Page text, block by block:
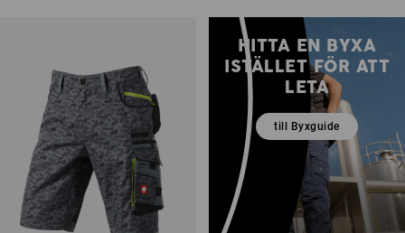
HITTA EN BYXA
ISTÄLLET FÖR ATT
LETA
till Byxguide